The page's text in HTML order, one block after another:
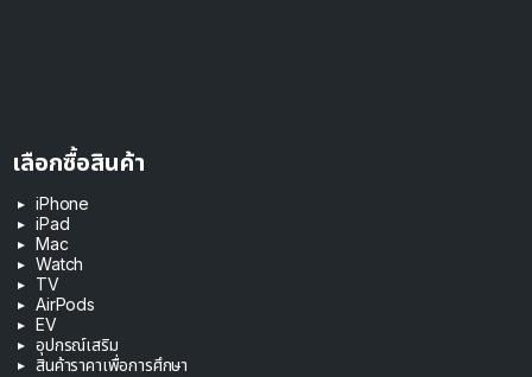
เลือกซื้อสินค้า
iPhone
iPad
Mac
Watch
TV
AirPods
EV
อุปกรณ์เสริม
สินค้าราคาเพื่อการศึกษา